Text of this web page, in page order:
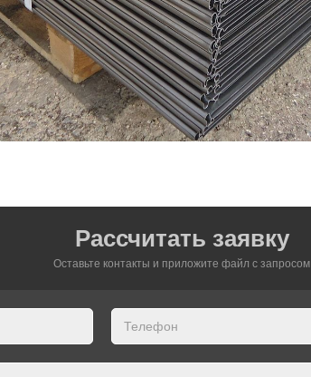
Рассчитать заявку
Оставьте контакты и приложите файл c запросом